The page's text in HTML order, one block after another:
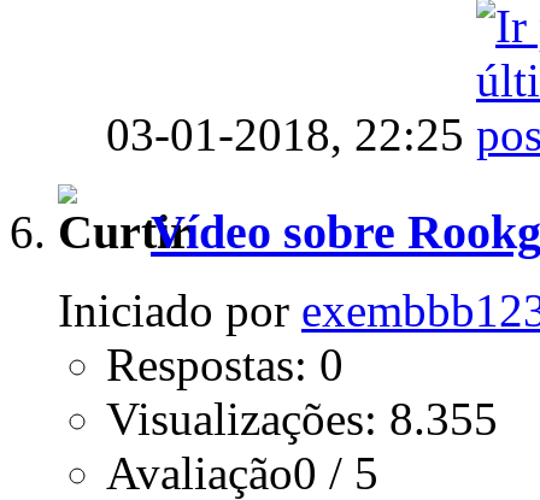
03-01-2018, 22:25
Vídeo sobre
Iniciado por
Respostas: 0
Visualizações: 8.355
Avaliação0 / 5